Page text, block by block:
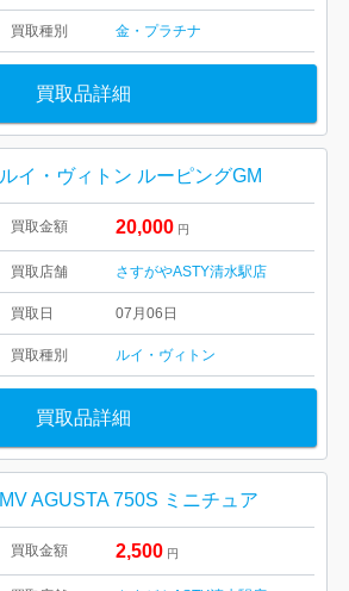
買取種別 金・プラチナ
買取品詳細
ルイ・ヴィトン ルーピングGM
買取金額 20,000 円
買取店舗 さすがやASTY清水駅店
買取日 07月06日
買取種別 ルイ・ヴィトン
買取品詳細
MV AGUSTA 750S ミニチュア
買取金額 2,500 円